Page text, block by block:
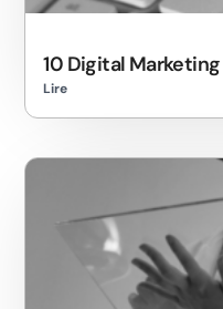
10 Digital Marketing
Lire